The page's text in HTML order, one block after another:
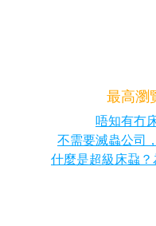
最高瀏
唔知有冇
不需要滅蟲公司
什麼是超級床蝨